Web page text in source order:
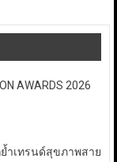
AWARDS 2026
ย้ำเทรนด์สุขภาพสาย